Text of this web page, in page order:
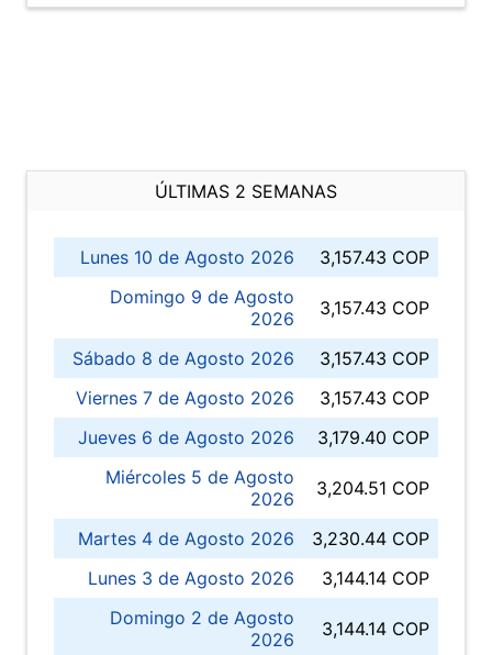
ÚLTIMAS 2 SEMANAS
Lunes 10 de Agosto 2026
3,157.43 COP
Domingo 9 de Agosto
2026
3,157.43 COP
Sábado 8 de Agosto 2026
3,157.43 COP
Viernes 7 de Agosto 2026
3,157.43 COP
Jueves 6 de Agosto 2026
3,179.40 COP
Miércoles 5 de Agosto
2026
3,204.51 COP
Martes 4 de Agosto 2026
3,230.44 COP
Lunes 3 de Agosto 2026
3,144.14 COP
Domingo 2 de Agosto
2026
3,144.14 COP